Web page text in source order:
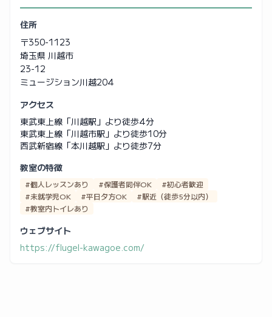
住所
〒350-1123
埼玉県 川越市
23-12
ミュージション川越204
アクセス
東武東上線「川越駅」より徒歩4分
東武東上線「川越市駅」より徒歩10分
西武新宿線「本川越駅」より徒歩7分
教室の特徴
#個人レッスンあり #保護者同伴OK
#初心者歓迎
#未就学児OK
#平日夕方OK
#駅近（徒歩5分以内）
#教室内トイレあり
ウェブサイト
https://flugel-kawagoe.com/